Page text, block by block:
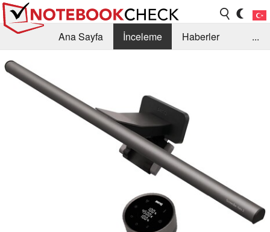
Ana Sayfa İnceleme
Haberler
Öneri /SSS
Arama
İletişim
...